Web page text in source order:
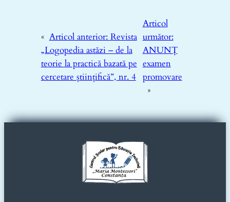
« Articol anterior: Revista
„Logopedia astăzi – de la
teorie la practică bazată pe
cercetare științifică”, nr. 4
Articol
următor:
ANUNȚ
examen
promovare
»